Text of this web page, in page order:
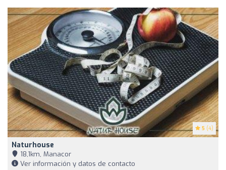
5 (4)
Naturhouse
18,1km, Manacor
Ver información y datos de contacto